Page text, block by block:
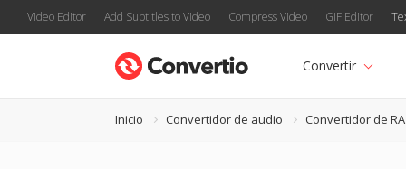
Video Editor Add Subtitles to Video Compress Video GIF Editor
Convertir
Inicio Convertidor de audio Convertidor de RA